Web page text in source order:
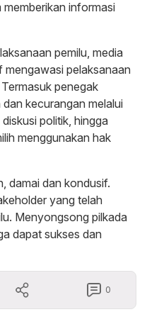
informasi
pemilu, media
pelaksanaan
penegak
kecurangan melalui
politik, hingga
menggunakan hak
damai dan kondusif.
yang telah
Menyongsong pilkada
dapat sukses dan
0